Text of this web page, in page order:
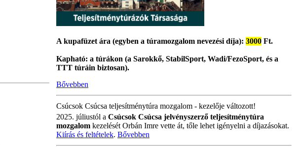
A kupafüzet ára (egyben a túramozgalom nevezési díja): 3000 Ft.
Kapható: a túrákon (a Sarokkő, StabilSport, Wadi/FezoSport, és a
TTT túráin biztosan).
Bővebben
Csúcsok Csúcsa teljesítménytúra mozgalom - kezelője változott!
2025. júliustól a Csúcsok Csúcsa jelvényszerző teljesítménytúra
mozgalom kezelését Orbán Imre vette át, tőle lehet igényelni a díjazásokat.
Kiírás és feltételek. Bővebben